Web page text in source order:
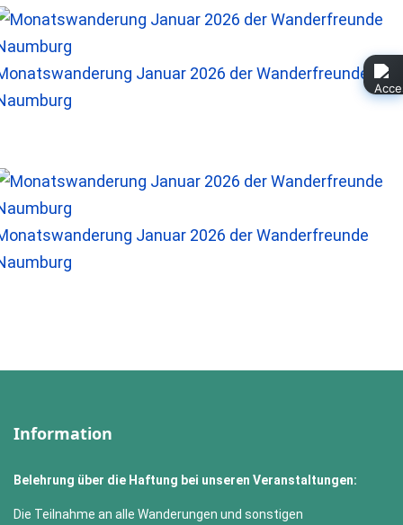
Januar 2026 der Wanderfreunde
Januar 2026 der Wanderfreunde
Information
Belehrung über die Haftung bei unseren Veranstaltungen:
Die Teilnahme an alle Wanderungen und sonstigen